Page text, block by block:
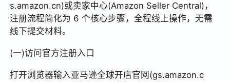
s.amazon.cn)或卖家中心(Amazon Seller Central)，
注册流程简化为 6 个核心步骤，全程线上操作，无需
线下提交材料。
(一)访问官方注册入口
打开浏览器输入亚马逊全球开店官网(gs.amazon.c